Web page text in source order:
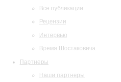
Все публикации
Рецензии
Интервью
Время Шостаковича
Партнеры
Наши партнеры